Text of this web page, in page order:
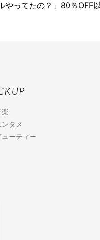
やってたの？」80％OFF
楽
ンタメ
ューティー